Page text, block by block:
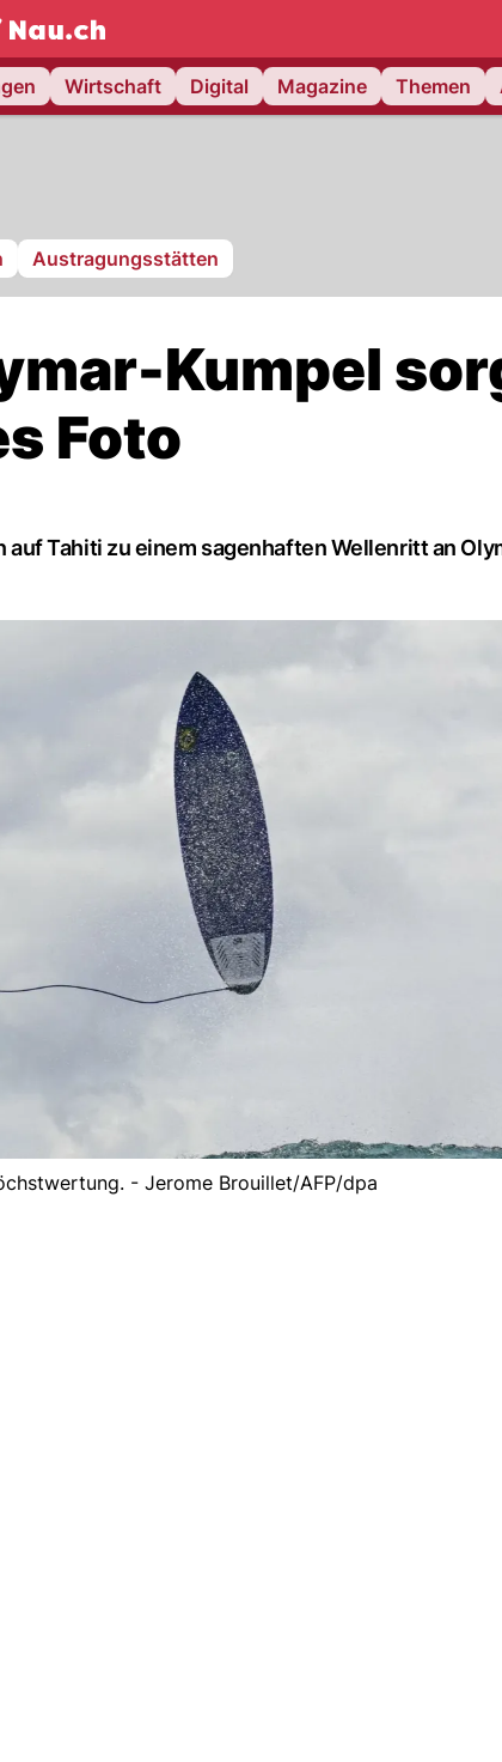
NAU.ch
Wirtschaft Digital Magazine Themen
Austragungsstätten
Kumpel
Foto
Tahiti zu einem sagenhaften Wellenritt an
- Jerome Brouillet/AFP/dpa